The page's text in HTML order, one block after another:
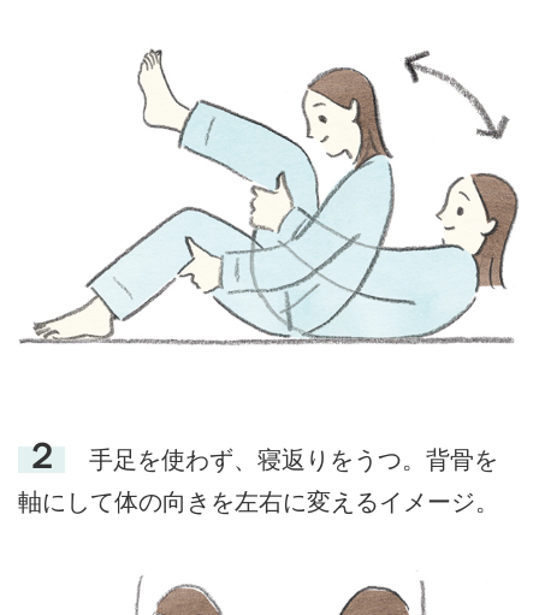
２
手足を使わず、寝返りをうつ。背骨を
軸にして体の向きを左右に変えるイメージ。